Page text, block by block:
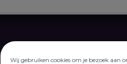
Wij gebruiken cookies om je bezoek aan